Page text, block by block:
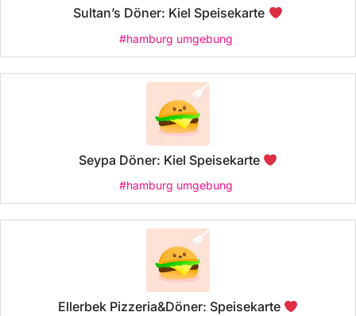
Sultan’s Döner: Kiel Speisekarte
#hamburg umgebung
Seypa Döner: Kiel Speisekarte
#hamburg umgebung
Ellerbek Pizzeria&Döner: Speisekarte